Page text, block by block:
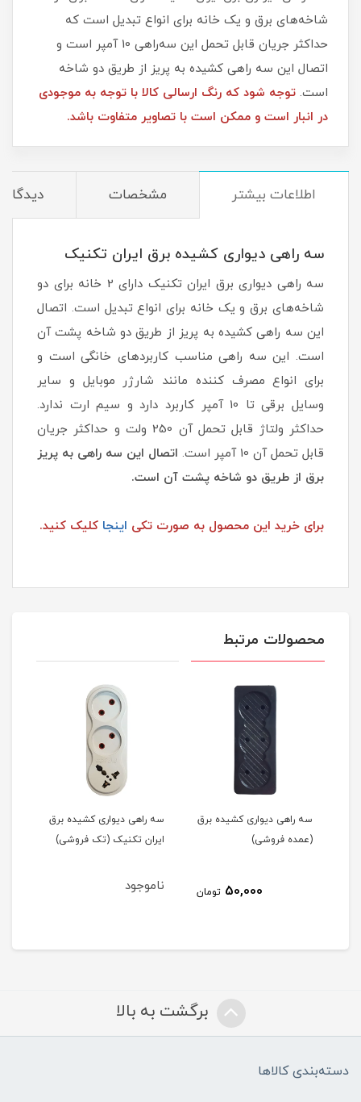
شاخه‌های برق و یک خانه برای انواع تبدیل است که
حداکثر جریان قابل تحمل این سه‌راهی 10 آمپر است و
اتصال این سه راهی کشیده به پریز از طریق دو شاخه
است. توجه شود که رنگ ارسالی کالا با توجه به موجودی
در انبار است و ممکن است با تصاویر متفاوت باشد.
اطلاعات بیشتر مشخصات
سه راهی دیواری کشیده برق ایران تکنیک
سه راهی دیواری برق ایران تکنیک دارای 2 خانه برای دو
شاخه‌های برق و یک خانه برای انواع تبدیل است. اتصال
این سه راهی کشیده به پریز از طریق دو شاخه پشت آن
است. این سه راهی مناسب کاربردهای خانگی است و
برای انواع مصرف کننده مانند شارژر موبایل و سایر
وسایل برقی تا 10 آمپر کاربرد دارد و سیم ارت ندارد.
حداکثر ولتاژ قابل تحمل آن 250 ولت و حداکثر جریان
قابل تحمل آن 10 آمپر است.
اتصال این سه راهی به پریز
برق از طریق دو شاخه پشت آن است.
برای خرید این محصول به صورت تکی اینجا کلیک کنید.
محصولات مرتبط
سه راهی دیواری کشیده برق
(عمده فروشی)
50,000 تومان
سه راهی دیواری کشیده برق
ایران تکنیک (تک فروشی)
ناموجود
برگشت به بالا
دسته‌بندی کالاها